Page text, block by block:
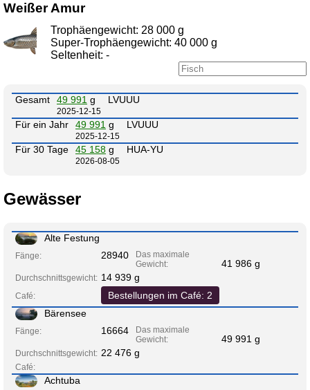
Weißer Amur
Trophäengewicht: 28 000 g
Super-Trophäengewicht: 40 000 g
Seltenheit: -
Gesamt 49 991 g
2025-12-15
LVUUU
Für ein Jahr 49 991 g
2025-12-15
LVUUU
Für 30 Tage 45 158 g
2026-08-05
HUA-YU
Gewässer
Alte Festung
Fänge: 28940
Das maximale
Gewicht:
41 986 g
Durchschnittsgewicht: 14 939 g
Café:
Bestellungen im Café: 2
Bärensee
Fänge: 16664
Das maximale
Gewicht:
49 991 g
Durchschnittsgewicht: 22 476 g
Café:
Achtuba